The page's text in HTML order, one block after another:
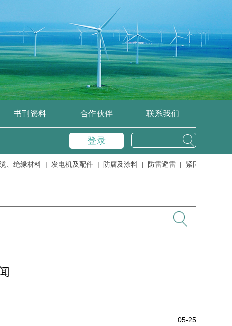
书刊资料 合作伙伴 联系我们
登录
绝缘材料 | 发电机及配件 | 防腐及涂料 | 防雷避雷 | 紧固件及紧固工
05-25